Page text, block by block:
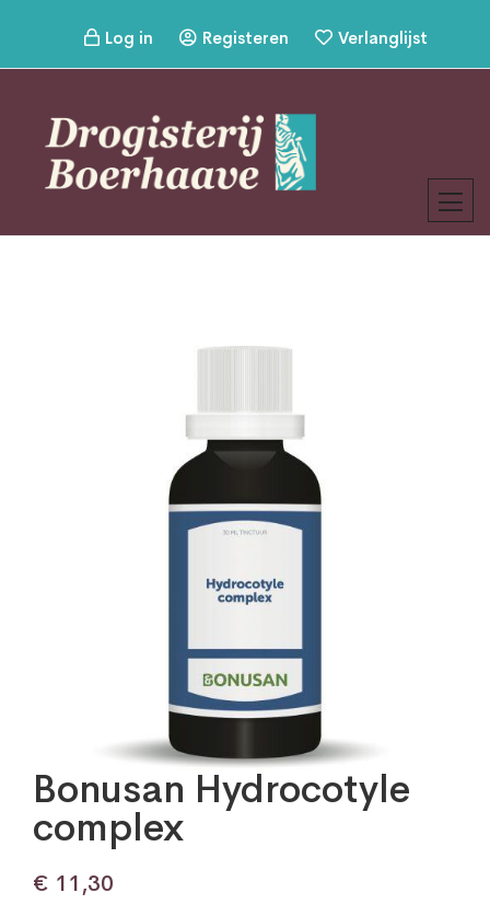
Log in Registeren Verlanglijst
Bonusan Hydrocotyle
complex
€ 11,30